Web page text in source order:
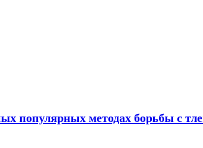
популярных методах борьбы с